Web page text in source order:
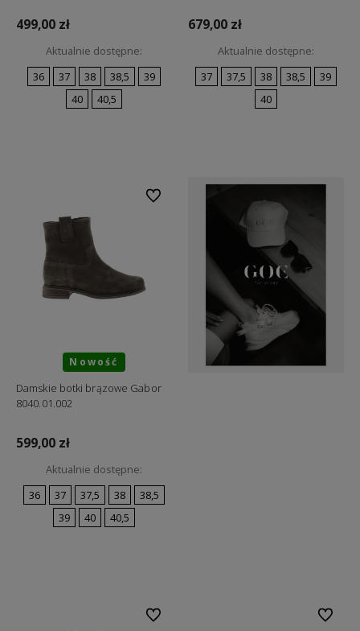
499,00 zł
Aktualnie dostępne:
36
37 38 38,5
39
40
40,5
679,00 zł
Aktualnie dostępne:
37
37,5 38 38,5
39
40
Nowość
Damskie botki brązowe Gabor
8040.01.002
599,00 zł
Aktualnie dostępne:
36
37 37,5 38
38,5
39
40 40,5
Do ulubionych
Do ulubionych Do